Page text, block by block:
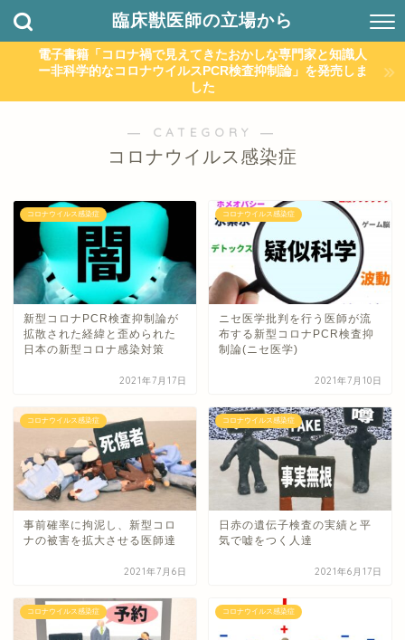
臨床獣医師の立場から
電子書籍「コロナ禍で見えてきたおかしな専門家と知識人
ー非科学的なコロナウイルスPCR検査抑制論」を発売しま
した
― CATEGORY ―
コロナウイルス感染症
コロナウイルス感染症
新型コロナPCR検査抑制論が
拡散された経緯と歪められた
日本の新型コロナ感染対策
2021年7月17日
コロナウイルス感染症
ニセ医学批判を行う医師が流
布する新型コロナPCR検査抑
制論(ニセ医学)
2021年7月10日
コロナウイルス感染症
事前確率に拘泥し、新型コロ
ナの被害を拡大させる医師達
2021年7月6日
コロナウイルス感染症
日赤の遺伝子検査の実績と平
気で嘘をつく人達
2021年6月17日
コロナウイルス感染症 コロナウイルス感染症